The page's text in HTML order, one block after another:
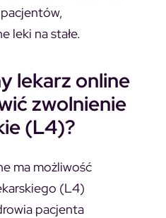
leki na stałe.
lekarz online
zwolnienie
(L4)?
ma możliwość
(L4)
pacjenta